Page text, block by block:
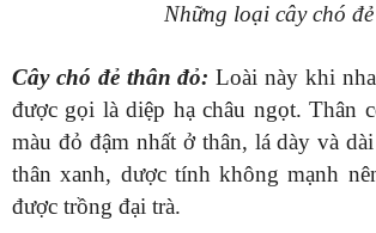
Những loại cây chó đẻ
Cây chó đẻ thân đỏ: Loài này khi
được gọi là diệp hạ châu ngọt. Thân
màu đỏ đậm nhất ở thân, lá dày và
thân xanh, dược tính không mạnh
được trồng đại trà.